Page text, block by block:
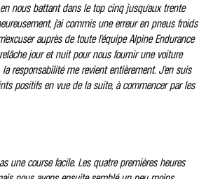
nous battant dans le top cinq jusqu'aux trente
j'ai commis une erreur en pneus froids
auprès de toute l'équipe Alpine Endurance
jour et nuit pour nous fournir une voiture
la responsabilité me revient entièrement. J'en suis
positifs en vue de la suite, à commencer par les
une course facile. Les quatre premières heures